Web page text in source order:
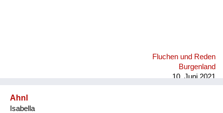
Fluchen und Reden
Burgenland
10. Juni 2021
Ahnl
Isabella